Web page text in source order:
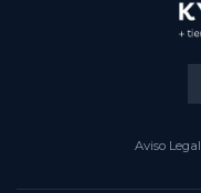
Aviso Legal